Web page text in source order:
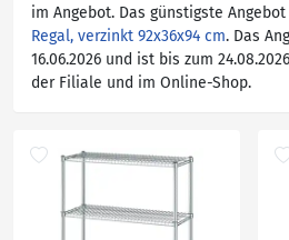
im Angebot. Das günstigste
Regal, verzinkt 92x36x94 cm. Das
16.06.2026 und ist bis zum
der Filiale und im Online-Shop.